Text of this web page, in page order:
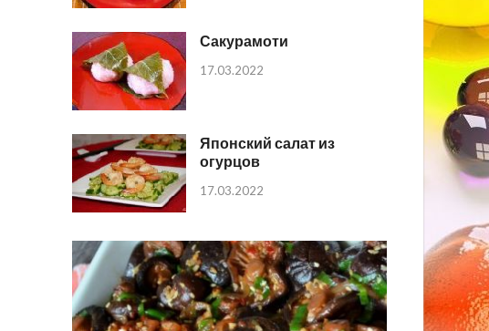
Сакурамоти
17.03.2022
Японский салат из
огурцов
17.03.2022